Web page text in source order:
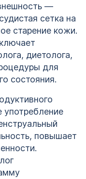
—
сетка на
старение кожи.
диетолога,
для
состояния.
употребление
повышает